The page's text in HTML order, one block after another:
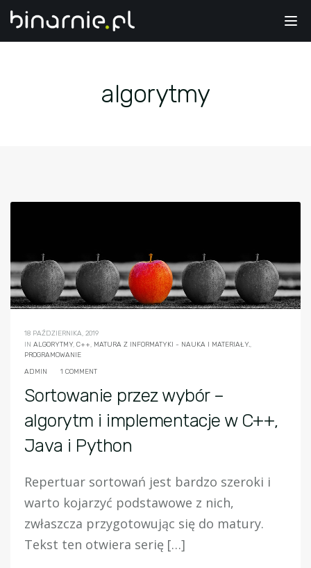
algorytmy
18 PAŹDZIERNIKA, 2019
IN ALGORYTMY, C++, MATURA Z INFORMATYKI - NAUKA I MATERIAŁY.,
PROGRAMOWANIE
ADMIN
1 COMMENT
Sortowanie przez wybór –
algorytm i implementacje w C++,
Java i Python
Repertuar sortowań jest bardzo szeroki i
warto kojarzyć podstawowe z nich,
zwłaszcza przygotowując się do matury.
Tekst ten otwiera serię […]